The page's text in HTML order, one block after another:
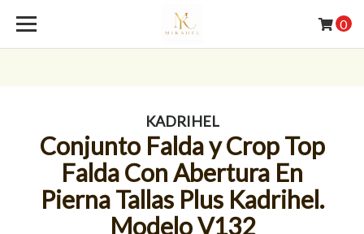
0
KADRIHEL
Conjunto Falda y Crop Top
Falda Con Abertura En
Pierna Tallas Plus Kadrihel.
Modelo V132